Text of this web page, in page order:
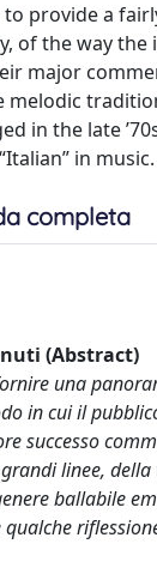
to provide a
of the way the
major
in the late
in music.
completa
(Abstract)
una
in cui il
successo
linee,
ballabile